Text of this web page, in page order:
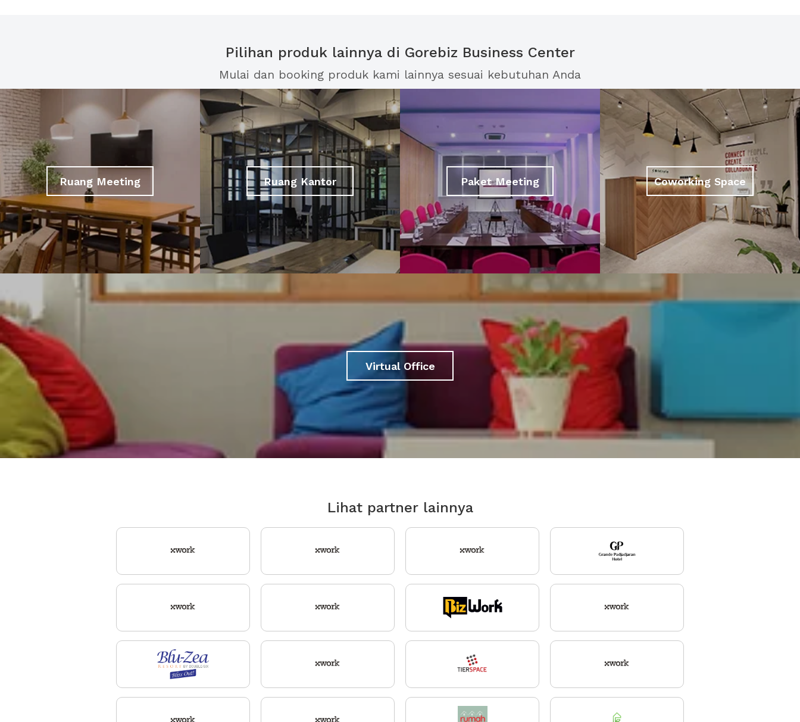
Pilihan produk lainnya di Gorebiz Business Center
Mulai dan booking produk kami lainnya sesuai kebutuhan Anda
Ruang Meeting Ruang Kantor Paket Meeting Coworking Space
Virtual Office
Lihat partner lainnya